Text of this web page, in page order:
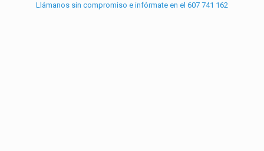
Llámanos sin compromiso e infórmate en el 607 741 162